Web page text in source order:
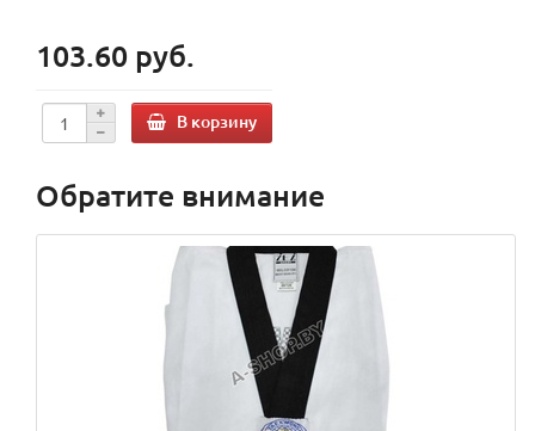
103.60 руб.
В корзину
Обратите внимание